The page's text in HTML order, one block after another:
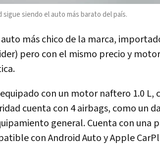
sigue siendo el auto más barato del país.
auto más chico de la marca,
pero con el mismo precio y
con un motor naftero 1.0 L,
cuenta con 4 airbags, como un
general. Cuenta con
con Android Auto y Apple